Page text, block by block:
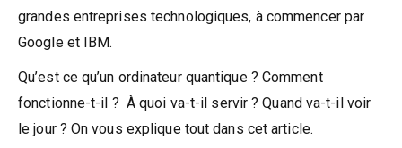
grandes entreprises technologiques, à commencer par
Google et IBM.
Qu’est ce qu’un ordinateur quantique ? Comment
fonctionne-t-il ? À quoi va-t-il servir ? Quand va-t-il voir
le jour ? On vous explique tout dans cet article.